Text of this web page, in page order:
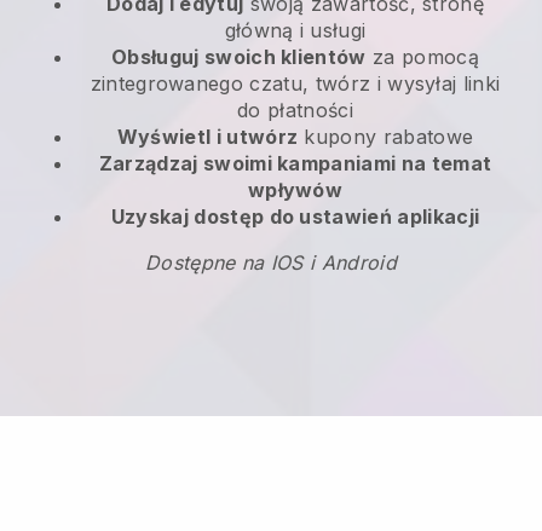
główną i usługi
Obsługuj swoich klientów za pomocą
zintegrowanego czatu, twórz i wysyłaj linki
do płatności
Wyświetl i utwórz kupony rabatowe
Zarządzaj swoimi kampaniami na temat
wpływów
Uzyskaj dostęp do ustawień aplikacji
Dostępne na IOS i Android